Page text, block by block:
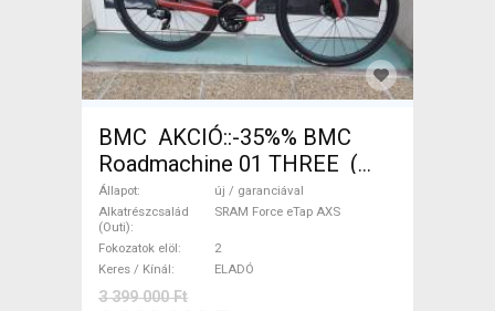
BMC AKCIÓ::-35%% BMC
Roadmachine 01 THREE (
54) Országúti SRAM Force
eTap AXS tárcsafék új /
garanciával ELADÓ
Állapot
új / garanciával
Alkatrészcsalád
(Outi)
SRAM Force eTap AXS
Fokozatok elöl
2
Keres / Kínál
ELADÓ
3 399 000 Ft